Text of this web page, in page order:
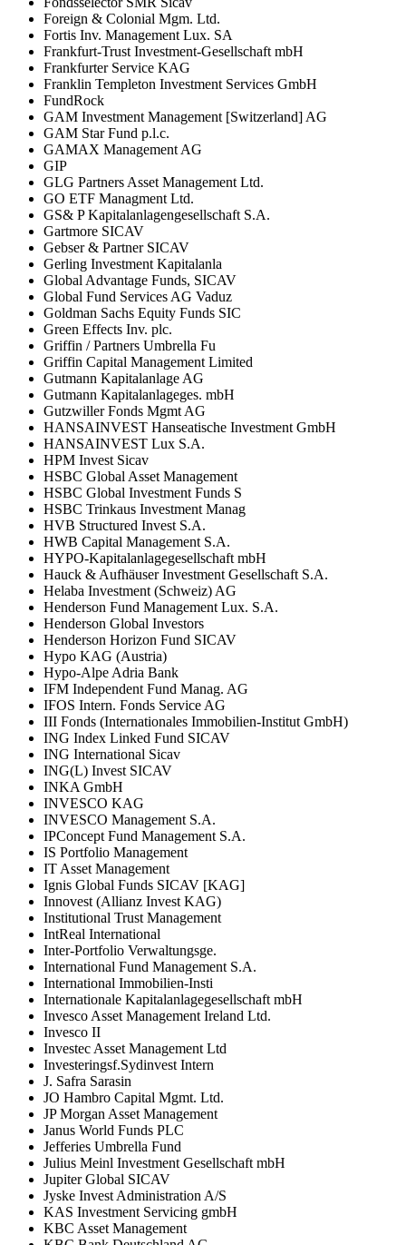
Foreign & Colonial Mgm. Ltd.
Fortis Inv. Management Lux. SA
Frankfurt-Trust Investment-Gesellschaft mbH
Frankfurter Service KAG
Franklin Templeton Investment Services GmbH
FundRock
GAM Investment Management [Switzerland] AG
GAM Star Fund p.l.c.
GAMAX Management AG
GIP
GLG Partners Asset Management Ltd.
GO ETF Managment Ltd.
GS& P Kapitalanlagengesellschaft S.A.
Gartmore SICAV
Gebser & Partner SICAV
Gerling Investment Kapitalanla
Global Advantage Funds, SICAV
Global Fund Services AG Vaduz
Goldman Sachs Equity Funds SIC
Green Effects Inv. plc.
Griffin / Partners Umbrella Fu
Griffin Capital Management Limited
Gutmann Kapitalanlage AG
Gutmann Kapitalanlageges. mbH
Gutzwiller Fonds Mgmt AG
HANSAINVEST Hanseatische Investment GmbH
HANSAINVEST Lux S.A.
HPM Invest Sicav
HSBC Global Asset Management
HSBC Global Investment Funds S
HSBC Trinkaus Investment Manag
HVB Structured Invest S.A.
HWB Capital Management S.A.
HYPO-Kapitalanlagegesellschaft mbH
Hauck & Aufhäuser Investment Gesellschaft S.A.
Helaba Investment (Schweiz) AG
Henderson Fund Management Lux. S.A.
Henderson Global Investors
Henderson Horizon Fund SICAV
Hypo KAG (Austria)
Hypo-Alpe Adria Bank
IFM Independent Fund Manag. AG
IFOS Intern. Fonds Service AG
III Fonds (Internationales Immobilien-Institut GmbH)
ING Index Linked Fund SICAV
ING International Sicav
ING(L) Invest SICAV
INKA GmbH
INVESCO KAG
INVESCO Management S.A.
IPConcept Fund Management S.A.
IS Portfolio Management
IT Asset Management
Ignis Global Funds SICAV [KAG]
Innovest (Allianz Invest KAG)
Institutional Trust Management
IntReal International
Inter-Portfolio Verwaltungsge.
International Fund Management S.A.
International Immobilien-Insti
Internationale Kapitalanlagegesellschaft mbH
Invesco Asset Management Ireland Ltd.
Invesco II
Investec Asset Management Ltd
Investeringsf.Sydinvest Intern
J. Safra Sarasin
JO Hambro Capital Mgmt. Ltd.
JP Morgan Asset Management
Janus World Funds PLC
Jefferies Umbrella Fund
Julius Meinl Investment Gesellschaft mbH
Jupiter Global SICAV
Jyske Invest Administration A/S
KAS Investment Servicing gmbH
KBC Asset Management